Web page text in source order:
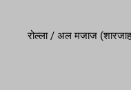
रोल्ला / अल मजाज